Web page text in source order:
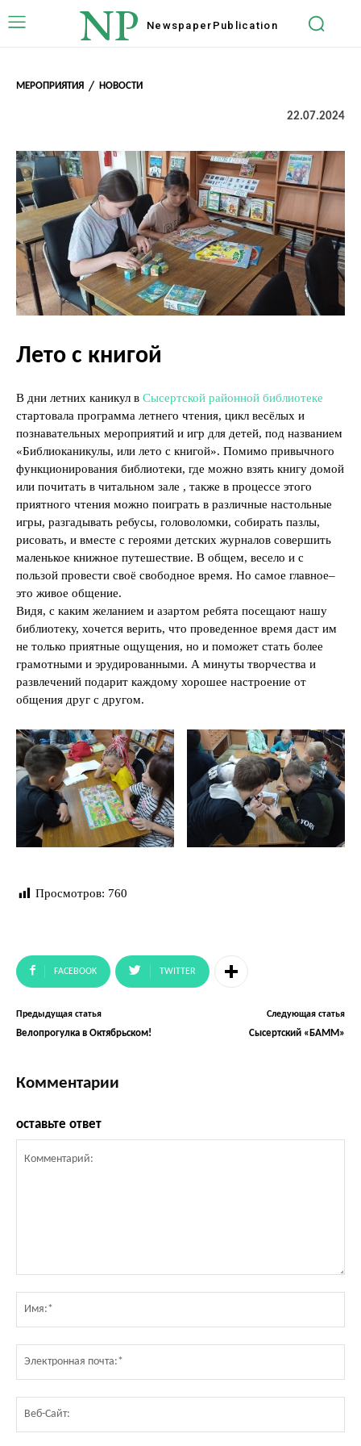
NP Newspaper Publication
МЕРОПРИЯТИЯ НОВОСТИ
22.07.2024
Лето с книгой
В дни летних каникул в Сысертской районной библиотеке
стартовала программа летнего чтения, цикл весёлых и
познавательных мероприятий и игр для детей, под названием
«Библиоканикулы, или лето с книгой». Помимо привычного
функционирования библиотеки, где можно взять книгу домой
или почитать в читальном зале , также в процессе этого
приятного чтения можно поиграть в различные настольные
игры, разгадывать ребусы, головоломки, собирать пазлы,
рисовать, и вместе с героями детских журналов совершить
маленькое книжное путешествие. В общем, весело и с
пользой провести своё свободное время. Но самое главное–
это живое общение.
Видя, с каким желанием и азартом ребята посещают нашу
библиотеку, хочется верить, что проведенное время даст им
не только приятные ощущения, но и поможет стать более
грамотными и эрудированными. А минуты творчества и
развлечений подарит каждому хорошее настроение от
общения друг с другом.
Просмотров: 760
FACEBOOK TWITTER
Предыдущая статья
Велопрогулка в Октябрьском!
Следующая статья
Сысертский «БАММ»
Комментарии
оставьте ответ